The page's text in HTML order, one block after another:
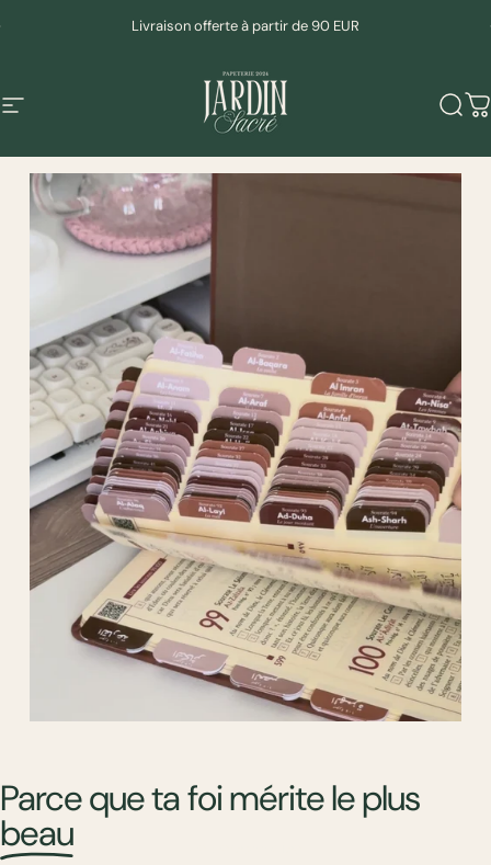
Livraison offerte à partir de 90 EUR
Navigation Mudeen
Pause
JardinSacré
Parce que ta foi mérite le plus
beau